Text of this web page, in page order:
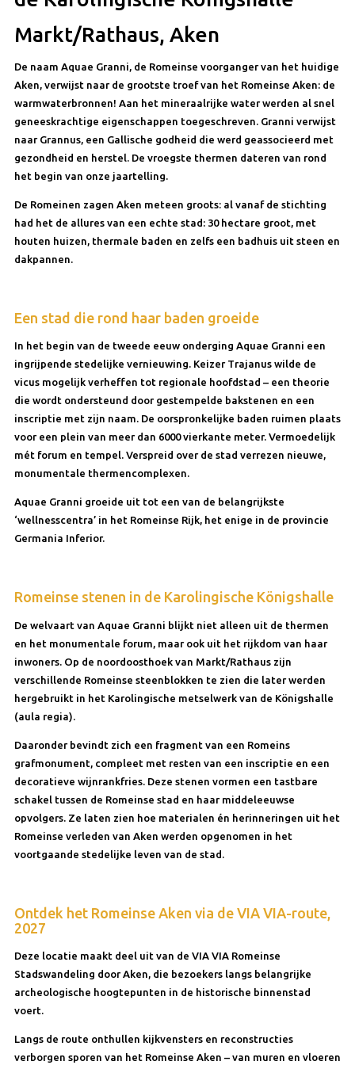
Markt/Rathaus, Aken
De naam Aquae Granni, de Romeinse voorganger van het huidige
Aken, verwijst naar de grootste troef van het Romeinse Aken: de
warmwaterbronnen! Aan het mineraalrijke water werden al snel
geneeskrachtige eigenschappen toegeschreven. Granni verwijst
naar Grannus, een Gallische godheid die werd geassocieerd met
gezondheid en herstel. De vroegste thermen dateren van rond
het begin van onze jaartelling.
De Romeinen zagen Aken meteen groots: al vanaf de stichting
had het de allures van een echte stad: 30 hectare groot, met
houten huizen, thermale baden en zelfs een badhuis uit steen en
dakpannen.
Een stad die rond haar baden groeide
In het begin van de tweede eeuw onderging Aquae Granni een
ingrijpende stedelijke vernieuwing. Keizer Trajanus wilde de
vicus mogelijk verheffen tot regionale hoofdstad – een theorie
die wordt ondersteund door gestempelde bakstenen en een
inscriptie met zijn naam. De oorspronkelijke baden ruimen plaats
voor een plein van meer dan 6000 vierkante meter. Vermoedelijk
mét forum en tempel. Verspreid over de stad verrezen nieuwe,
monumentale thermencomplexen.
Aquae Granni groeide uit tot een van de belangrijkste
‘wellnesscentra’ in het Romeinse Rijk, het enige in de provincie
Germania Inferior.
Romeinse stenen in de Karolingische Königshalle
De welvaart van Aquae Granni blijkt niet alleen uit de thermen
en het monumentale forum, maar ook uit het rijkdom van haar
inwoners. Op de noordoosthoek van Markt/Rathaus zijn
verschillende Romeinse steenblokken te zien die later werden
hergebruikt in het Karolingische metselwerk van de Königshalle
(aula regia).
Daaronder bevindt zich een fragment van een Romeins
grafmonument, compleet met resten van een inscriptie en een
decoratieve wijnrankfries. Deze stenen vormen een tastbare
schakel tussen de Romeinse stad en haar middeleeuwse
opvolgers. Ze laten zien hoe materialen én herinneringen uit het
Romeinse verleden van Aken werden opgenomen in het
voortgaande stedelijke leven van de stad.
Ontdek het Romeinse Aken via de VIA VIA-route,
2027
Deze locatie maakt deel uit van de VIA VIA Romeinse
Stadswandeling door Aken, die bezoekers langs belangrijke
archeologische hoogtepunten in de historische binnenstad
voert.
Langs de route onthullen kijkvensters en reconstructies
verborgen sporen van het Romeinse Aken – van muren en vloeren